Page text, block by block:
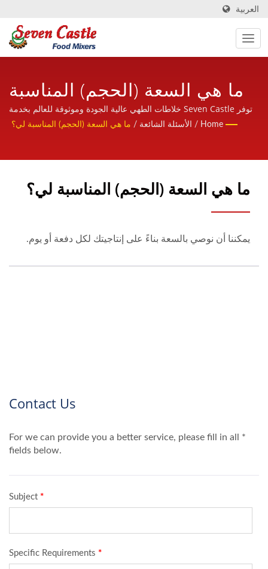
العربية
ما هي السعة (الحجم) المناسبة
لي؟ | شركة تصنيع خلاط الطهي
وآلات معالجة الطعام المستندة
إلى تايوان لأكثر من 30 عامًا |
Seven Castle
توفر Seven Castle خلاطات الطهي عالية الجودة وموثوقة للعالم بخدمة
ودية ومحترفة وذات خبرة.
Home
/ الأسئلة الشائعة / ما هي السعة (الحجم) المناسبة لي؟
ما هي السعة (الحجم) المناسبة لي؟
يمكننا أن نوصي بالسعة بناءً على إنتاجيتك لكل دفعة أو يوم.